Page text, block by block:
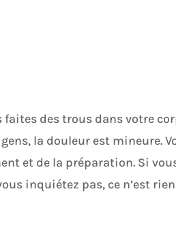
des trous dans votre
la douleur est mineure.
et de la préparation. Si
inquiétez pas, ce n’est